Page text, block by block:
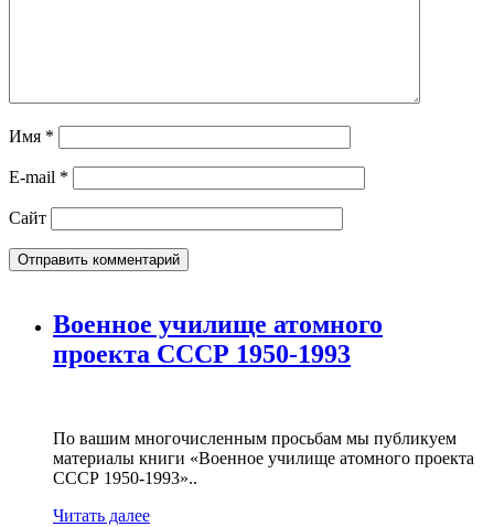
Имя *
E-mail *
Сайт
Военное училище атомного
проекта СССР 1950-1993
По вашим многочисленным просьбам мы публикуем
материалы книги «Военное училище атомного проекта
СССР 1950-1993»..
Читать далее